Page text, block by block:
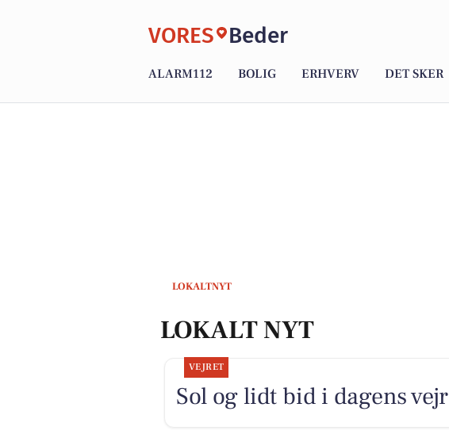
VORES Beder
ALARM112 BOLIG ERHVERV DET SKER
LOKALTNYT
LOKALT NYT
VEJRET
Sol og lidt bid i dagens vejr